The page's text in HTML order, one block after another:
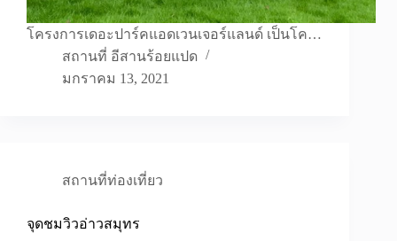
โครงการเดอะปาร์คแอดเวนเจอร์แลนด์ เป็นโค…
สถานที่ อีสานร้อยแปด
มกราคม 13, 2021
สถานที่ท่องเที่ยว
จุดชมวิวอ่าวสมุทร